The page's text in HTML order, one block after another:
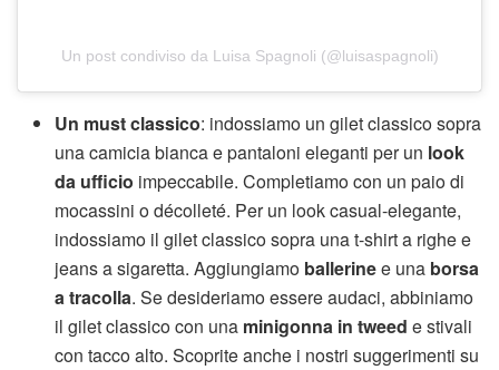
Un post condiviso da Luisa Spagnoli (@luisaspagnoli)
Un must classico: indossiamo un gilet classico sopra
una camicia bianca e pantaloni eleganti per un look
da ufficio impeccabile. Completiamo con un paio di
mocassini o décolleté. Per un look casual-elegante,
indossiamo il gilet classico sopra una t-shirt a righe e
jeans a sigaretta. Aggiungiamo ballerinee una borsa
a tracolla. Se desideriamo essere audaci, abbiniamo
il gilet classico con una minigonna in tweed e stivali
con tacco alto. Scoprite anche i nostri suggerimenti su